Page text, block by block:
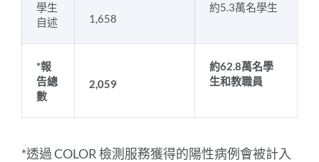
學生
自述
1,658
約5.3萬名學生
*報
告總
數
2,059
約62.8萬名學
生和教職員
*透過 COLOR 檢測服務獲得的陽性病例會被計入